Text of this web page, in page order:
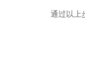
通过以上步